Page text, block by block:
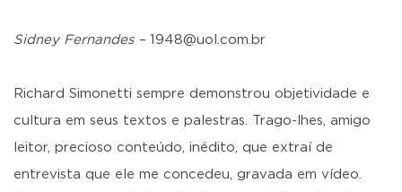
Sidney Fernandes – 1948@uol.com.br
Richard Simonetti sempre demonstrou objetividade e
cultura em seus textos e palestras. Trago-lhes, amigo
leitor, precioso conteúdo, inédito, que extraí de
entrevista que ele me concedeu, gravada em vídeo.